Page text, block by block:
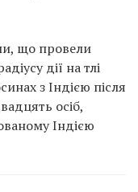
що провели
дії на тлі
з Індією після
осіб,
Індією